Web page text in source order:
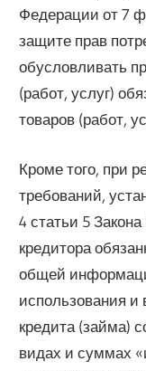
Федерации от 7
защите прав
обусловливать
(работ, услуг)
товаров (работ,
Кроме того, при
требований,
4 статьи 5
кредитора
общей
использования и
кредита (займа)
видах и суммах